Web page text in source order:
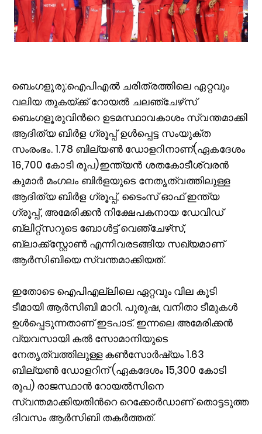
ബെംഗളൂരു:ഐപിഎൽ ചരിത്രത്തിലെ ഏറ്റവും
വലിയ തുകയ്ക്ക് റോയൽ ചലഞ്ചേഴ്‌സ്
ബെംഗളൂരുവിന്‍റെ ഉടമസ്ഥാവകാശം സ്വന്തമാക്കി
ആദിത്യ ബിർള ഗ്രൂപ്പ് ഉൾപ്പെട്ട സംയുക്ത
സംരംഭം. 1.78 ബില്യൺ ഡോളറിനാണ്(ഏകദേശം
16,700 കോടി രൂപ)ഇന്ത്യൻ ശതകോടീശ്വരൻ
കുമാർ മംഗലം ബിർളയുടെ നേതൃത്വത്തിലുള്ള
ആദിത്യ ബിർള ഗ്രൂപ്പ്, ടൈംസ് ഓഫ് ഇന്ത്യ
ഗ്രൂപ്പ്, അമേരിക്കൻ നിക്ഷേപകനായ ഡേവിഡ്
ബ്ലിറ്റ്‌സറുടെ ബോൾട്ട് വെഞ്ചേഴ്‌സ്,
ബ്ലാക്ക്‌സ്റ്റോൺ എന്നിവരടങ്ങിയ സഖ്യമാണ്
ആർസിബിയെ സ്വന്തമാക്കിയത്.
ഇതോടെ ഐപിഎല്ലിലെ ഏറ്റവും വില കൂടി
ടീമായി ആര്‍സിബി മാറി. പുരുഷ, വനിതാ ടീമുകൾ
ഉള്‍പ്പെടുന്നതാണ് ഇടപാട്. ഇന്നലെ അമേരിക്കൻ
വ്യവസായി കൽ സോമാനിയുടെ
നേതൃത്വത്തിലുള്ള കൺസോർഷ്യം 1.63
ബില്യൺ ഡോളറിന് (ഏകദേശം 15,300 കോടി
രൂപ) രാജസ്ഥാൻ റോയൽസിനെ
സ്വന്തമാക്കിയതിന്‍റെ റെക്കോര്‍ഡാണ് തൊട്ടടുത്ത
ദിവസം ആര്‍സിബി തകര്‍ത്തത്.